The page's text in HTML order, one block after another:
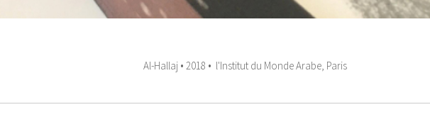
Al-Hallaj • 2018 • l'Institut du Monde Arabe, Paris